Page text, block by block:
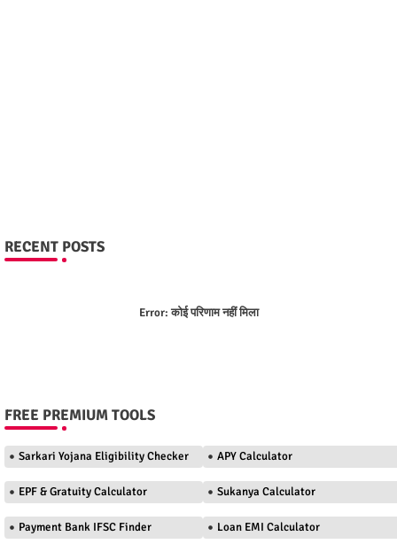
RECENT POSTS
Error:कोई परिणाम नहीं मिला
FREE PREMIUM TOOLS
Sarkari Yojana Eligibility Checker APY Calculator
EPF & Gratuity Calculator Sukanya Calculator
Payment Bank IFSC Finder Loan EMI Calculator